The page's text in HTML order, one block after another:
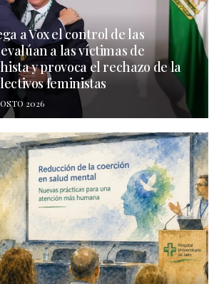
a Vox el control de las
a las víctimas de
y provoca el rechazo de la
feministas
2026